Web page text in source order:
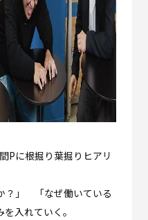
Pに根掘り葉掘りヒアリ
？」 「なぜ働いている
入れていく。